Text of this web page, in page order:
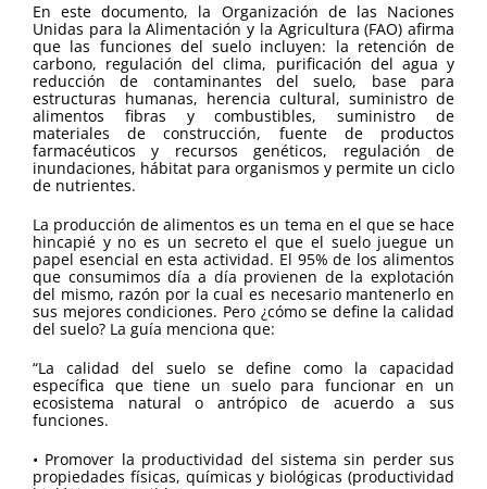
En este documento, la Organización de las Naciones
Unidas para la Alimentación y la Agricultura (FAO) afirma
que las funciones del suelo incluyen: la retención de
carbono, regulación del clima, purificación del agua y
reducción de contaminantes del suelo, base para
estructuras humanas, herencia cultural, suministro de
alimentos fibras y combustibles, suministro de
materiales de construcción, fuente de productos
farmacéuticos y recursos genéticos, regulación de
inundaciones, hábitat para organismos y permite un ciclo
de nutrientes.
La producción de alimentos es un tema en el que se hace
hincapié y no es un secreto el que el suelo juegue un
papel esencial en esta actividad. El 95% de los alimentos
que consumimos día a día provienen de la explotación
del mismo, razón por la cual es necesario mantenerlo en
sus mejores condiciones. Pero ¿cómo se define la calidad
del suelo? La guía menciona que:
“La calidad del suelo se define como la capacidad
específica que tiene un suelo para funcionar en un
ecosistema natural o antrópico de acuerdo a sus
funciones.
• Promover la productividad del sistema sin perder sus
propiedades físicas, químicas y biológicas (productividad